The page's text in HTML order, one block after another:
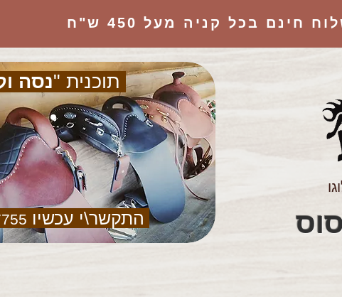
חינם בכל קניה מעל 450 ש"ח
תוכנית "נסה
התקשר\י עכשיו